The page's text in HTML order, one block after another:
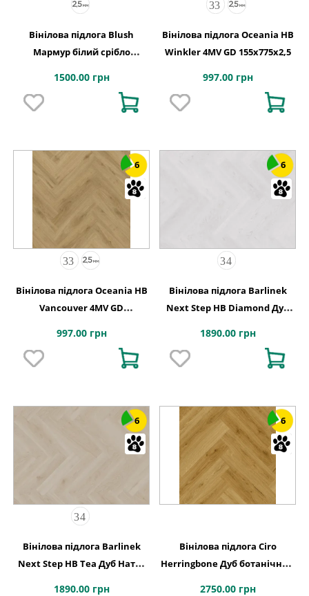
Вінілова підлога Blush
Мармур білий срібло
1500.00 грн
Вінілова підлога Oceania HB
Winkler 4MV GD 155x775x2,5
997.00 грн
6
Вінілова підлога Oceania HB
Vancouver 4MV GD
997.00 грн
6
Вінілова підлога Barlinek
Next Step HB Diamond Дуб
1890.00 грн
6
Вінілова підлога Barlinek
Next Step HB Tea Дуб Натур
1890.00 грн
6
Вінілова підлога Ciro
Herringbone Дуб ботанічний
2750.00 грн